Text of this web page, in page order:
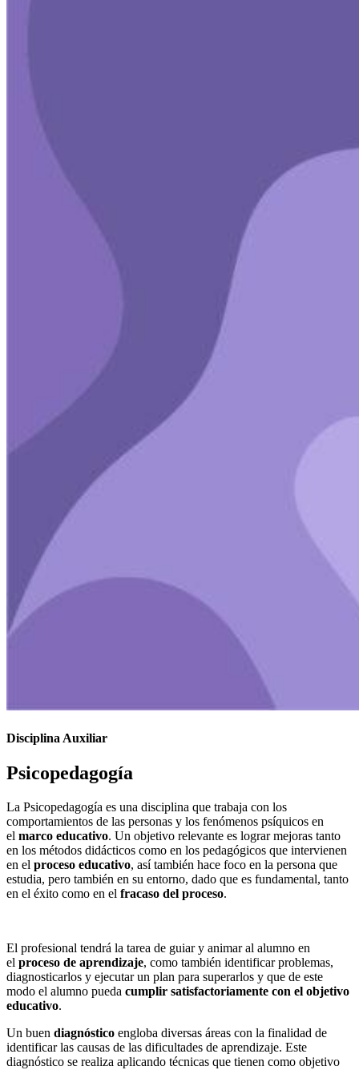
Disciplina Auxiliar
Psicopedagogía
La Psicopedagogía es una disciplina que trabaja con los
comportamientos de las personas y los fenómenos psíquicos en
el marco educativo. Un objetivo relevante es lograr mejoras tanto
en los métodos didácticos como en los pedagógicos que intervienen
en el proceso educativo, así también hace foco en la persona que
estudia, pero también en su entorno, dado que es fundamental, tanto
en el éxito como en el fracaso del proceso.
El profesional tendrá la tarea de guiar y animar al alumno en
el proceso de aprendizaje, como también identificar problemas,
diagnosticarlos y ejecutar un plan para superarlos y que de este
modo el alumno pueda cumplir satisfactoriamente con el objetivo
educativo.
Un buen diagnóstico engloba diversas áreas con la finalidad de
identificar las causas de las dificultades de aprendizaje. Este
diagnóstico se realiza aplicando técnicas que tienen como objetivo